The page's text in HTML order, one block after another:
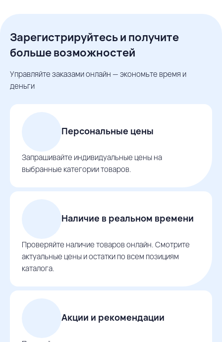
Зарегистрируйтесь и получите
больше возможностей
Управляйте заказами онлайн — экономьте время и
деньги
Персональные цены
Запрашивайте индивидуальные цены на
выбранные категории товаров.
Наличие в реальном времени
Проверяйте наличие товаров онлайн. Смотрите
актуальные цены и остатки по всем позициям
каталога.
Акции и рекомендации